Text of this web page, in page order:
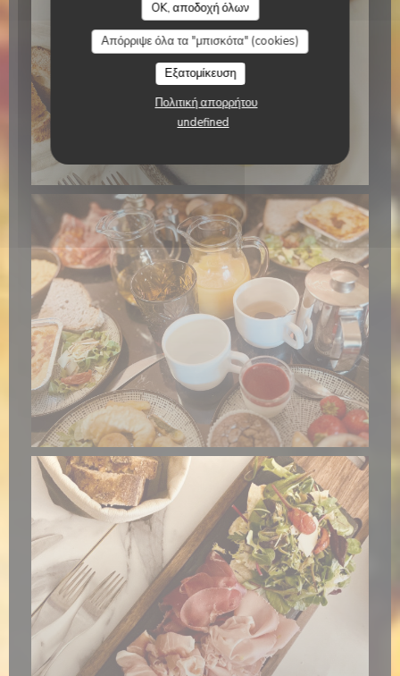
OK, αποδοχή όλων
Απόρριψε όλα τα "μπισκότα" (cookies)
Εξατομίκευση
Πολιτική απορρήτου
undefined